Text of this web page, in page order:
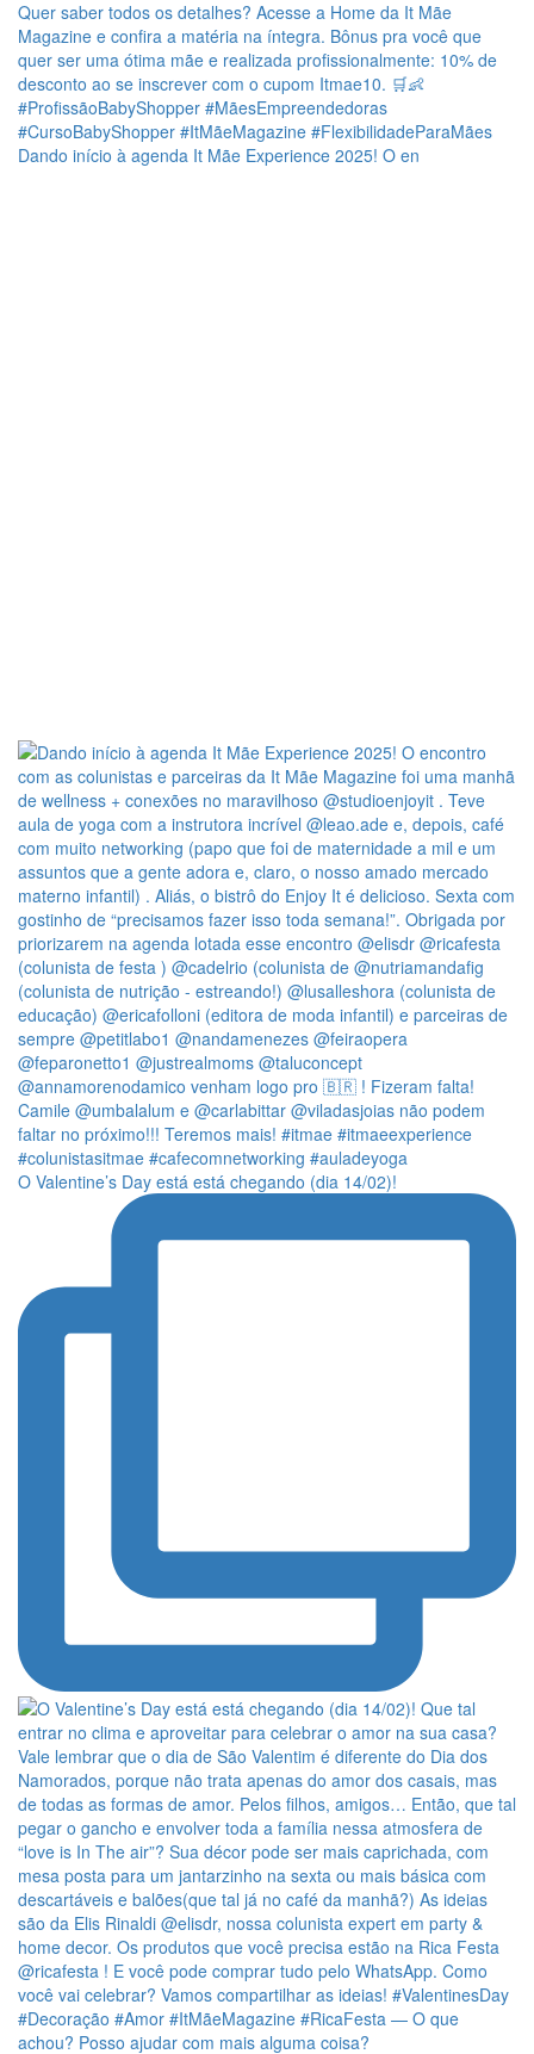
Dando início à agenda It Mãe Experience 2025! O en
O Valentine’s Day está está chegando (dia 14/02)!